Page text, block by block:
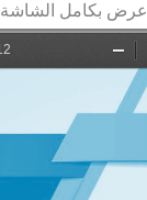
عرض بكامل الشاشة